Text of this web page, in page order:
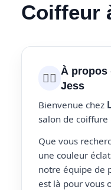
Coiffeur
💇‍♀️ À propos
Jess
Bienvenue chez
salon de
Que vous
une couleur
notre équipe de
est là pour vous